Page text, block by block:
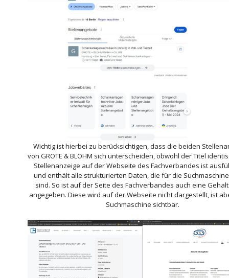
Wichtig ist hierbei zu berücksichtigen, dass die beiden
von GROTE & BLOHM sich unterscheiden, obwohl der Titel
Stellenanzeige auf der Webseite des Fachverbandes ist
und enthält alle strukturierten Daten, die für die
sind. So ist auf der Seite des Fachverbandes auch eine
angegeben. Diese wird auf der Webseite nicht dargestellt, ist
Suchmaschine sichtbar.